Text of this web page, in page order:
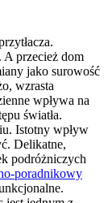
A przecież dom
jako surowość
wzrasta
wpływa na
światła.
Istotny wpływ
Delikatne,
podróżniczych
poradnikowy